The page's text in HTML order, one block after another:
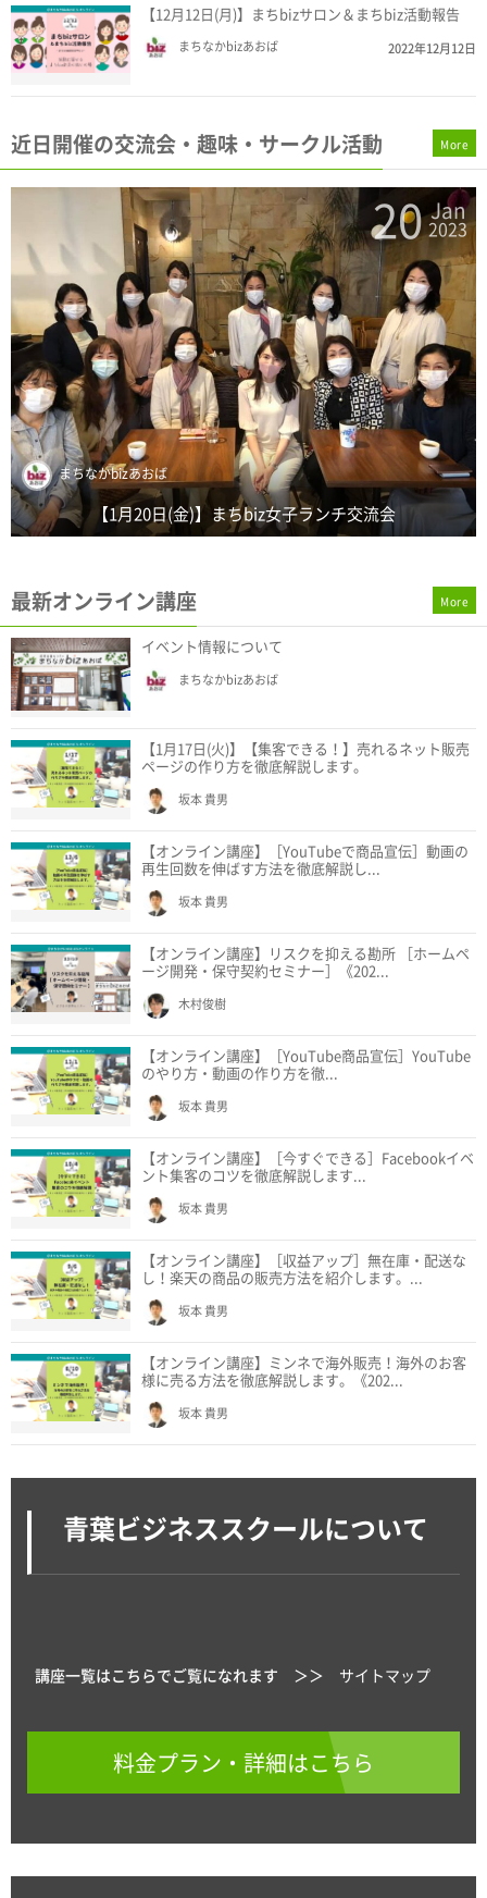
【12月12日(月)】まちbizサロン＆まちbiz活動報告
まちなかbizあおば 2022年12月12日
近日開催の交流会・趣味・サークル活動
19 Jan
2023
坂佐井 雅一
【1月19日(木)】新年まちbizバー ～たまプラーザでビジネス
を語れる交流...
More
最新オンライン講座
イベント情報について
まちなかbizあおば
【1月17日(火)】【集客できる！】売れるネット販売
ページの作り方を徹底解説します。
坂本 貴男
【オンライン講座】［YouTubeで商品宣伝］動画の
再生回数を伸ばす方法を徹底解説し...
坂本 貴男
【オンライン講座】リスクを抑える勘所 ［ホームペ
ージ開発・保守契約セミナー］《202...
木村俊樹
【オンライン講座】［YouTube商品宣伝］YouTube
のやり方・動画の作り方を徹...
坂本 貴男
【オンライン講座】［今すぐできる］Facebookイベ
ント集客のコツを徹底解説します...
坂本 貴男
【オンライン講座】［収益アップ］無在庫・配送な
し！楽天の商品の販売方法を紹介します。...
坂本 貴男
【オンライン講座】ミンネで海外販売！海外のお客
様に売る方法を徹底解説します。《202...
坂本 貴男
More
青葉ビジネススクールについて
講座一覧はこちらでご覧になれます ＞＞ サイトマップ
料金プラン・詳細はこちら